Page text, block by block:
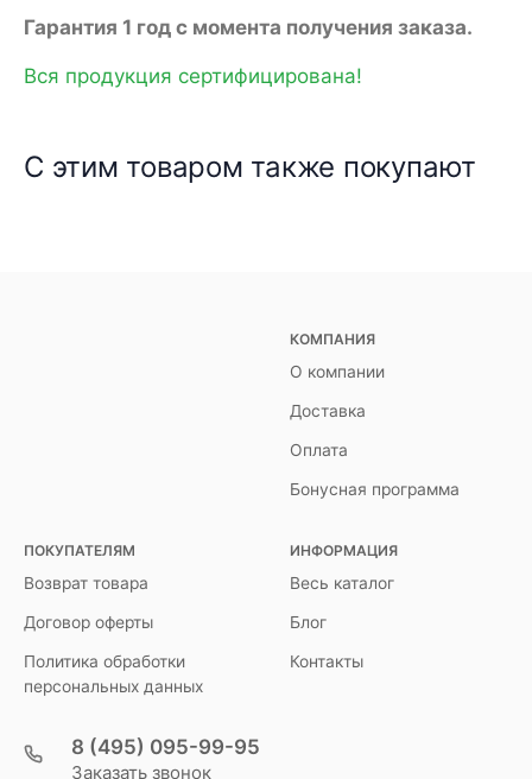
Гарантия 1 год с момента получения заказа.
Вся продукция сертифицирована!
С этим товаром также покупают
КОМПАНИЯ
О компании
Доставка
Оплата
Бонусная программа
ПОКУПАТЕЛЯМ
Возврат товара
Договор оферты
Политика обработки
персональных данных
ИНФОРМАЦИЯ
Весь каталог
Блог
Контакты
8 (495) 095-99-95
Заказать звонок